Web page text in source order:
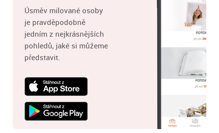
Úsměv milované osoby
je pravděpodobně
jedním z nejkrásnějších
pohledů, jaké si můžeme
představit.